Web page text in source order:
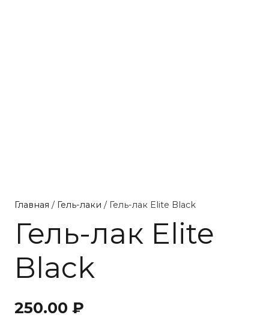
Главная / Гель-лаки / Гель-лак Elite Black
Гель-лак Elite
Black
250.00 ₽